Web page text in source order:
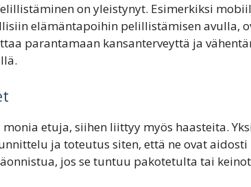
on yleistynyt. Esimerkiksi
elämäntapoihin pelillistämisen avulla,
parantamaan kansanterveyttä ja
etuja, siihen liittyy myös haasteita.
ja toteutus siten, että ne ovat
jos se tuntuu pakotetulta tai